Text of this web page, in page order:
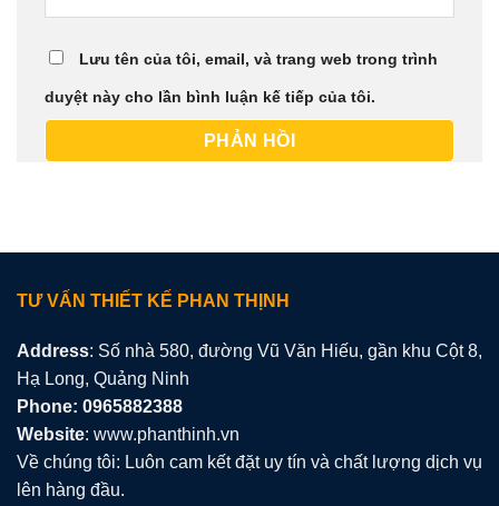
Lưu tên của tôi, email, và trang web trong trình
duyệt này cho lần bình luận kế tiếp của tôi.
TƯ VẤN THIẾT KẾ PHAN THỊNH
Address: Số nhà 580, đường Vũ Văn Hiếu, gần khu Cột 8,
Hạ Long, Quảng Ninh
Phone: 0965882388
Website: www.phanthinh.vn
Về chúng tôi: Luôn cam kết đặt uy tín và chất lượng dịch vụ
lên hàng đầu.